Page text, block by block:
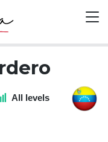
All levels